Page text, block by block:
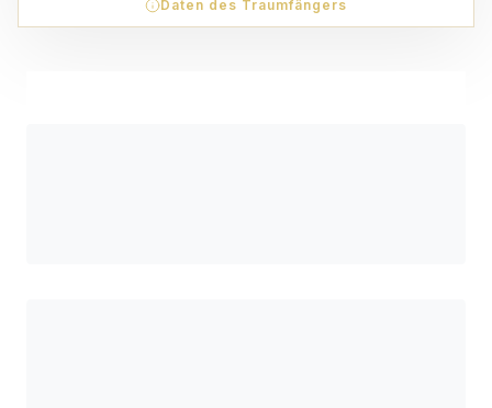
Daten des Traumfängers